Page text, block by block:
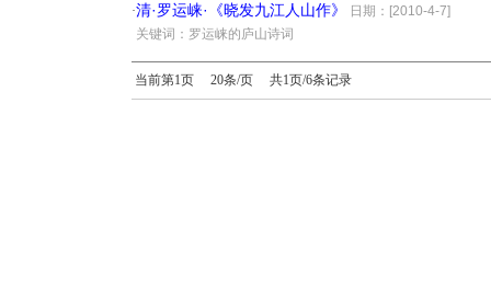
·清·罗运崃·《晓发九江人山作》
日期：[2010-4-7]
关键词：罗运崃的庐山诗词
当前第1页 20条/页 共1页/6条记录